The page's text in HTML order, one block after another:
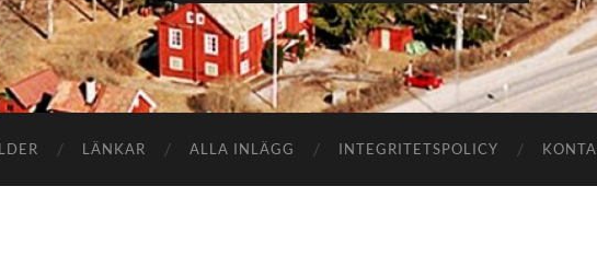
LÄNKAR ALLA INLÄGG INTEGRITETSPOLICY